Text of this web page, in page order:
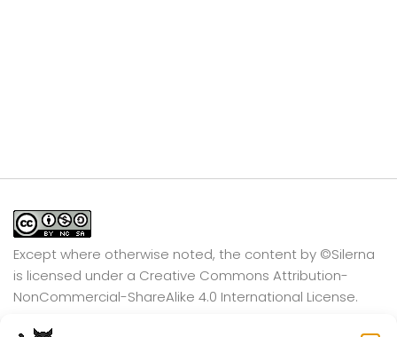
Except where otherwise noted, the content by ©Silerna
is licensed under a Creative Commons Attribution-
NonCommercial-ShareAlike 4.0 International License.